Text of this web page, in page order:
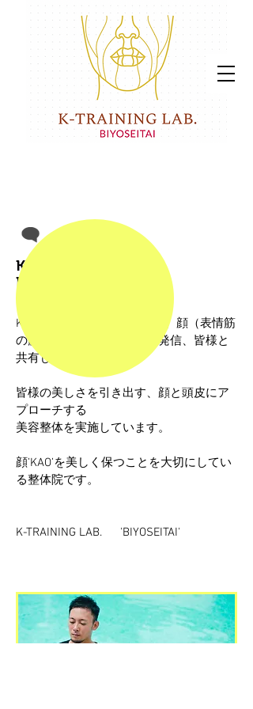
K-TRAINING
LAB. ’BIYOSEITAI’
K-TRAINING LAB.’顔ラボ’
にて、顔（表情筋
の筋膜整体）
、美容情報を発信、 皆様と
共有しています。
皆様の美しさを引き出す、顔と頭皮にア
プローチする
美容整体を実施しています。
顔’KAO’を美しく保つことを大切にしてい
る整体院です。
K-TRAINING LAB. 'BIYOSEITAI'